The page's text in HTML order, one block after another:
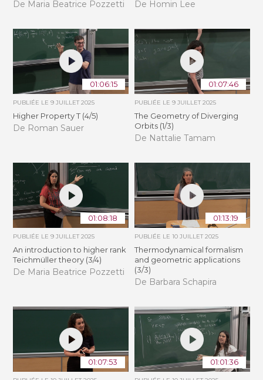
De Maria Beatrice Pozzetti De Homin Lee
01:06:15
PUBLIÉE LE9 JUILLET 2025
Higher Property T (4/5)
De Roman Sauer
01:07:46
PUBLIÉE LE 9 JUILLET 2025
The Geometry of Diverging
Orbits (1/3)
De Nattalie Tamam
01:08:18
PUBLIÉE LE9 JUILLET 2025
An introduction to higher rank
Teichmüller theory (3/4)
De Maria Beatrice Pozzetti
01:13:19
PUBLIÉE LE 10 JUILLET 2025
Thermodynamical formalism
and geometric applications
(3/3)
De Barbara Schapira
01:07:53 01:01:36